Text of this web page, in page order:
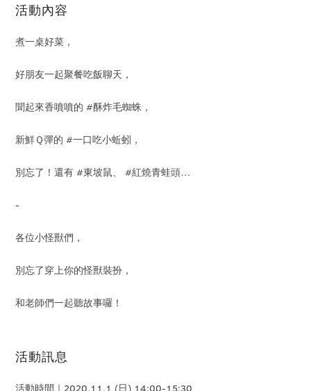
活動內容
煮一桌好菜，
好朋友一起聚餐吃飯聊天，
聞起來香噴噴的 #酥炸毛蜘蛛，
新鮮Ｑ彈的 #一口吃小蚯蚓，
別忘了！還有 #東坡鼠、 #紅燒青蛙頭…
-
各位小怪獸們，
別忘了穿上你的怪獸裝扮，
和老師們一起聽故事囉！
活動訊息
活動時間｜2020.11.1 (日) 14:00-15:30